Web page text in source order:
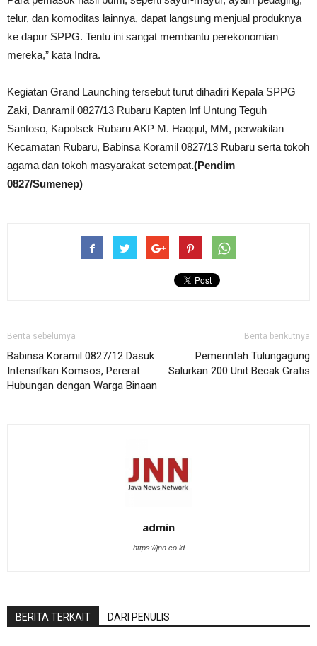
telur, dan komoditas lainnya, dapat langsung menjual produknya
ke dapur SPPG. Tentu ini sangat membantu perekonomian
mereka,” kata Indra.
Kegiatan Grand Launching tersebut turut dihadiri Kepala SPPG
Zaki, Danramil 0827/13 Rubaru Kapten Inf Untung Teguh
Santoso, Kapolsek Rubaru AKP M. Haqqul, MM, perwakilan
Kecamatan Rubaru, Babinsa Koramil 0827/13 Rubaru serta tokoh
agama dan tokoh masyarakat setempat.(Pendim
0827/Sumenep)
Berita sebelumya
Babinsa Koramil 0827/12 Dasuk
Intensifkan Komsos, Pererat
Hubungan dengan Warga Binaan
Berita berikutnya
Pemerintah Tulungagung
Salurkan 200 Unit Becak Gratis
admin
https://jnn.co.id
BERITA TERKAIT DARI PENULIS